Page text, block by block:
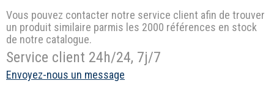
Vous pouvez contacter notre service client afin de trouver
un produit similaire parmis les 2000 références en stock
de notre catalogue.
Service client 24h/24, 7j/7
Envoyez-nous un message